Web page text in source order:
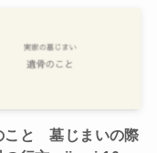
こと 墓じまいの際